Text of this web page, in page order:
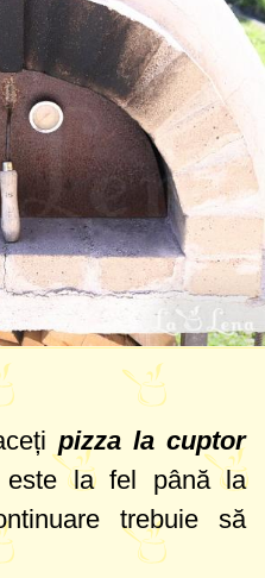
pizza la cuptor
este la fel până la
trebuie să